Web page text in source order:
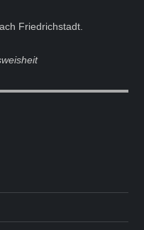
Friedrichstadt.